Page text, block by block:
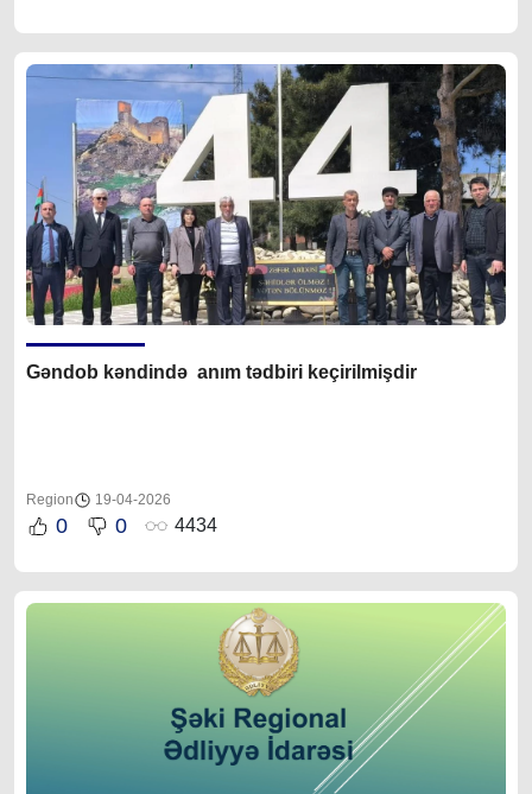
Gəndob kəndində anım tədbiri keçirilmişdir
Region 19-04-2026
0 0 4434